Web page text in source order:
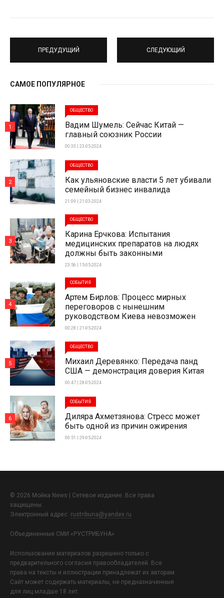
ПРЕДУДУЩИЙ СЛЕДУЮЩИЙ
САМОЕ ПОПУЛЯРНОЕ
ОБЩЕСТВО
Вадим Шумель: Сейчас Китай —
главный союзник России
00:33 | 23-05-2024
1
ОБЩЕСТВО
Как ульяновские власти 5 лет убивали
семейный бизнес инвалида
21:09 | 21-03-2024
2
ОБЩЕСТВО
Карина Ерчкова: Испытания
медицинских препаратов на людях
должны быть законными
23:56 | 15-05-2024
3
СОБЫТИЯ
Артем Бирлов: Процесс мирных
переговоров с нынешним
руководством Киева невозможен
00:28 | 21-05-2024
4
ОБЩЕСТВО
Михаил Деревянко: Передача панд
США — демонстрация доверия Китая
00:47 | 28-05-2024
5
СОБЫТИЯ
Диляра Ахметзянова: Стресс может
быть одной из причин ожирения
00:51 | 29-05-2024
6
© 2026 Мойка News | Сетевое издание. Все права
защищены.
Электронный адрес: rustribuna@yandex.ru
Объединенные СМИ «РУСТРИБУНА»
Использование материалов разрешено только с
предварительного согласия правообладателей. Все
права на тексты и иллюстрации принадлежат их авторам.
Сайт может содержать материалы, не предназначенные
для лиц младше 18 лет.